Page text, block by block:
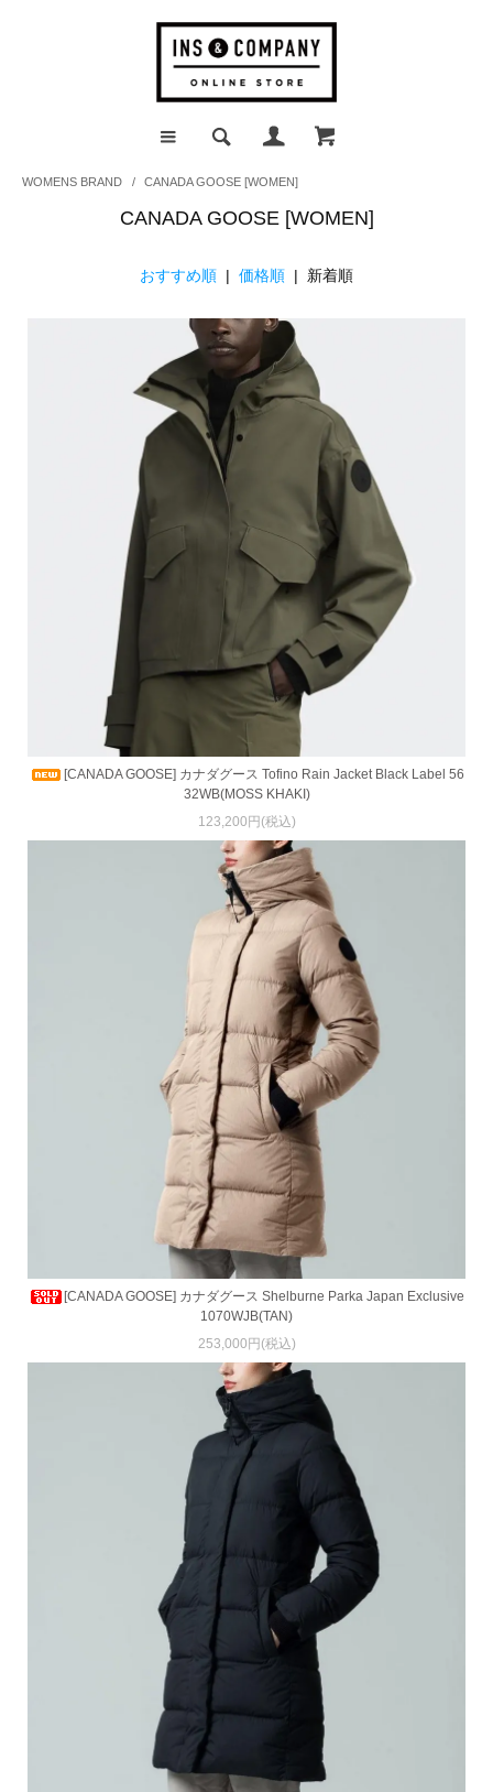
WOMENS BRAND / CANADA GOOSE [WOMEN]
CANADA GOOSE [WOMEN]
おすすめ順 | 価格順 | 新着順
[CANADA GOOSE] カナダグース Tofino Rain Jacket Black Label 56
32WB(MOSS KHAKI)
123,200円(税込)
[CANADA GOOSE] カナダグース Shelburne Parka Japan Exclusive
1070WJB(TAN)
253,000円(税込)